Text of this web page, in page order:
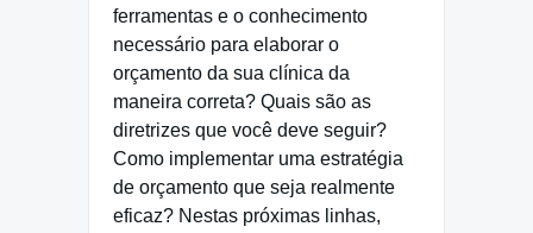
ferramentas e o conhecimento
necessário para elaborar o
orçamento da sua clínica da
maneira correta? Quais são as
diretrizes que você deve seguir?
Como implementar uma estratégia
de orçamento que seja realmente
eficaz? Nestas próximas linhas,